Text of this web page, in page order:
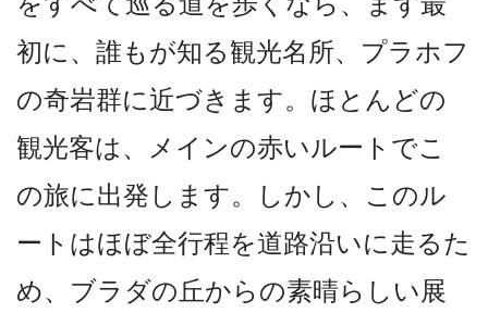
初に、誰もが知る観光名所、プラホフ
の奇岩­群に近づきます。ほとんどの
観光客は、メインの赤い­ルートでこ
の旅に出発します。しかし、このル
ートは­ほぼ全行程を道路沿いに走るた
め、ブラダの丘からの­素晴らしい展